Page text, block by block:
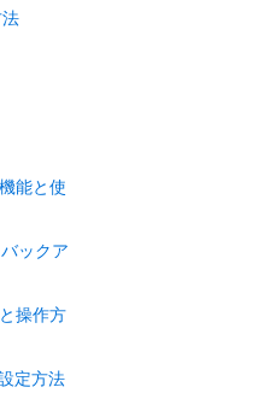
能と使
ックア
操作方
定方法